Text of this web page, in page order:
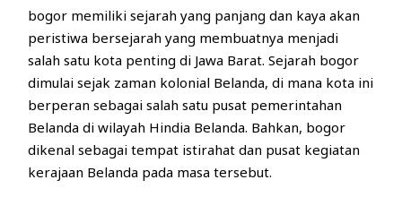
bogor memiliki sejarah yang panjang dan kaya akan
peristiwa bersejarah yang membuatnya menjadi
salah satu kota penting di Jawa Barat. Sejarah bogor
dimulai sejak zaman kolonial Belanda, di mana kota ini
berperan sebagai salah satu pusat pemerintahan
Belanda di wilayah Hindia Belanda. Bahkan, bogor
dikenal sebagai tempat istirahat dan pusat kegiatan
kerajaan Belanda pada masa tersebut.